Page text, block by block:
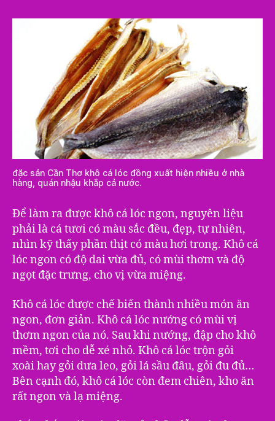
đặc sản Cần Thơ khô cá lóc đồng xuất hiện nhiều ở nhà
hàng, quán nhậu khắp cả nước.
Để làm ra được khô cá lóc ngon, nguyên liệu
phải là cá tươi có màu sắc đều, đẹp, tự nhiên,
nhìn kỹ thấy phần thịt có màu hơi trong. Khô cá
lóc ngon có độ dai vừa đủ, có mùi thơm và độ
ngọt đặc trưng, cho vị vừa miệng.
Khô cá lóc được chế biến thành nhiều món ăn
ngon, đơn giản. Khô cá lóc nướng có mùi vị
thơm ngon của nó. Sau khi nướng, đập cho khô
mềm, tơi cho dễ xé nhỏ. Khô cá lóc trộn gỏi
xoài hay gỏi dưa leo, gỏi lá sầu đâu, gỏi đu đủ…
Bên cạnh đó, khô cá lóc còn đem chiên, kho ăn
rất ngon và lạ miệng.